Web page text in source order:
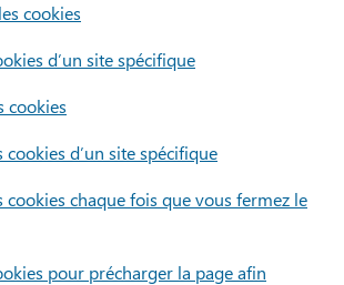
cookies
d’un site spécifique
cookies
d’un site spécifique
cookies chaque fois que vous fermez le
pour précharger la page afin